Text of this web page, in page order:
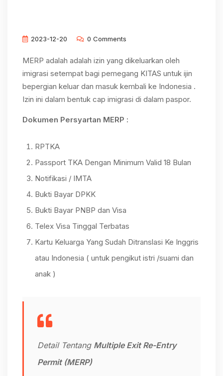
2023-12-20 0 Comments
MERP adalah adalah izin yang dikeluarkan oleh
imigrasi setempat bagi pemegang KITAS untuk ijin
bepergian keluar dan masuk kembali ke Indonesia .
Izin ini dalam bentuk cap imigrasi di dalam paspor.
Dokumen Persyartan MERP :
RPTKA
Passport TKA Dengan Minimum Valid 18 Bulan
Notifikasi / IMTA
Bukti Bayar DPKK
Bukti Bayar PNBP dan Visa
Telex Visa Tinggal Terbatas
Kartu Keluarga Yang Sudah Ditranslasi Ke Inggris
atau Indonesia ( untuk pengikut istri /suami dan
anak )
Detail Tentang Multiple Exit Re-Entry
Permit (MERP)